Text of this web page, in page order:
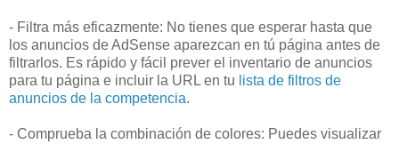
- Filtra más eficazmente: No tienes que esperar hasta que
los anuncios de AdSense aparezcan en tú página antes de
filtrarlos. Es rápido y fácil prever el inventario de anuncios
para tu página e incluir la URL en tu lista de filtros de
anuncios de la competencia.
- Comprueba la combinación de colores: Puedes visualizar